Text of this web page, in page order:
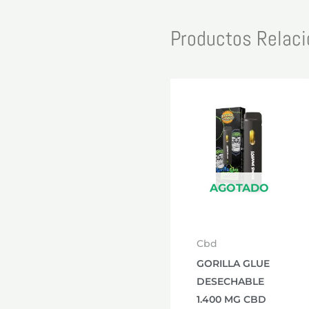
Productos
AGOTADO
Cbd
GORILLA GLUE
DESECHABLE
1.400 MG CBD